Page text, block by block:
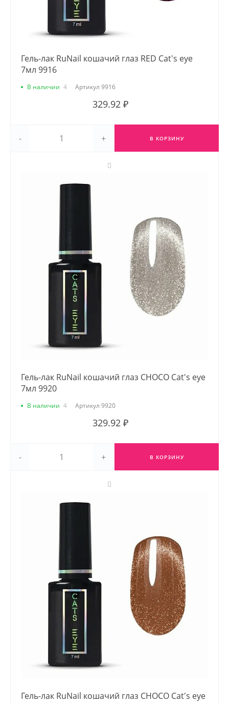
Гель-лак RuNail кошачий глаз RED Cat's eye
7мл 9916
В наличии 4 Артикул 9916
329.92 ₽
- + В КОРЗИНУ
Гель-лак RuNail кошачий глаз CHOCO Cat's eye
7мл 9920
В наличии 4 Артикул 9920
329.92 ₽
- + В КОРЗИНУ
Гель-лак RuNail кошачий глаз CHOCO Cat's eye